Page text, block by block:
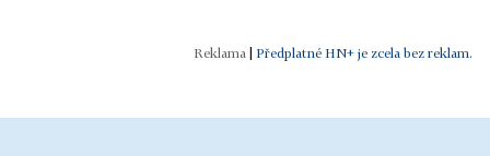
Předplatné HN+ je zcela bez reklam.